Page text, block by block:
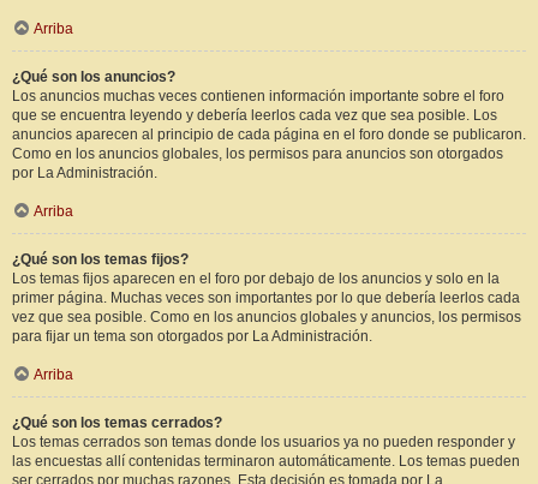
Arriba
¿Qué son los anuncios?
Los anuncios muchas veces contienen información importante sobre el foro
que se encuentra leyendo y debería leerlos cada vez que sea posible. Los
anuncios aparecen al principio de cada página en el foro donde se publicaron.
Como en los anuncios globales, los permisos para anuncios son otorgados
por La Administración.
Arriba
¿Qué son los temas fijos?
Los temas fijos aparecen en el foro por debajo de los anuncios y solo en la
primer página. Muchas veces son importantes por lo que debería leerlos cada
vez que sea posible. Como en los anuncios globales y anuncios, los permisos
para fijar un tema son otorgados por La Administración.
Arriba
¿Qué son los temas cerrados?
Los temas cerrados son temas donde los usuarios ya no pueden responder y
las encuestas allí contenidas terminaron automáticamente. Los temas pueden
ser cerrados por muchas razones. Esta decisión es tomada por La